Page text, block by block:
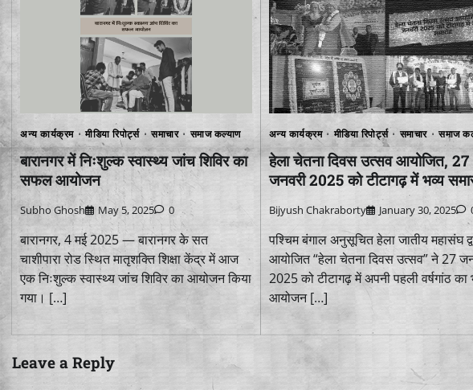
अन्य कार्यक्रम मीडिया रिपोर्ट्स समाचार समाज कल्याण
बारानगर में निःशुल्क स्वास्थ्य जांच शिविर का
सफल आयोजन
Subho Ghosh May 5, 2025 0
बारानगर, 4 मई 2025 — बारानगर के सत
चाशीपारा रोड स्थित मातृशक्ति शिक्षा केंद्र में आज
एक निःशुल्क स्वास्थ्य जांच शिविर का आयोजन किया
गया। […]
अन्य कार्यक्रम मीडिया रिपोर्ट्स समाचार समाज
हेला चेतना दिवस उत्सव आयोजित, 27
जनवरी 2025 को टीटागढ़ में भव्य
Bijyush Chakraborty January 30, 2025
पश्चिम बंगाल अनुसूचित हेला जातीय महासंघ
आयोजित “हेला चेतना दिवस उत्सव” ने 27
2025 को टीटागढ़ में अपनी पहली वर्षगांठ का
आयोजन […]
Leave a Reply